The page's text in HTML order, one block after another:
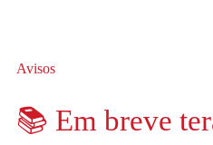
Avisos
📚 Em breve